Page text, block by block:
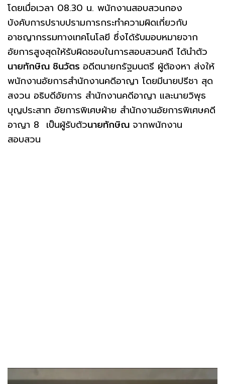
โดยเมื่อเวลา 08.30 น. พนักงานสอบสวนกอง
บังคับการปราบปรามการกระทำความผิดเกี่ยวกับ
อาชญากรรมทางเทคโนโลยี ซึ่งได้รับมอบหมายจาก
อัยการสูงสุดให้รับผิดชอบในการสอบสวนคดี ได้นำตัว
นายทักษิณ ชินวัตร อดีตนายกรัฐมนตรี ผู้ต้องหา ส่งให้
พนักงานอัยการสำนักงานคดีอาญา โดยมีนายปรีชา สุด
สงวน อธิบดีอัยการ สำนักงานคดีอาญา และนายวิพุธ
บุญประสาท อัยการพิเศษฝ่าย สำนักงานอัยการพิเศษคดี
อาญา 8 เป็นผู้รับตัวนายทักษิณ จากพนักงาน
สอบสวน